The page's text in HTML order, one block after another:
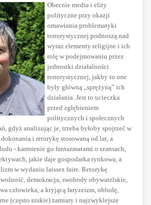
Obecnie media i elity
polityczne przy okazji
omawiania problematyki
terrorystycznej podnoszą nad
wyraz elementy religijne i ich
rolę w podejmowaniu przez
jednostki działalności
terrorystycznej, jakby to one
były główną „sprężyną” ich
działania. Jest to ucieczka
przed zgłębieniem
politycznych i społecznych
gdyż analizując je, trzeba byłoby spojrzeć w
i retorykę stosowaną od lat, a
- karmienie go fantazmatami o szansach,
jakie daje gospodarka rynkowa, a
w wydaniu laissez faire. Retorykę
demokracja, swobody obywatelskie,
człowieka, a kryjącą faryzeizm, obłudę,
(często niskie) zamiary i najzwyklejsze